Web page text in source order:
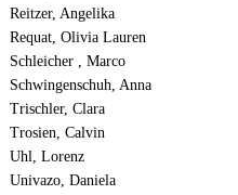
Reitzer, Angelika
Requat, Olivia Lauren
Schleicher , Marco
Schwingenschuh, Anna
Trischler, Clara
Trosien, Calvin
Uhl, Lorenz
Univazo, Daniela